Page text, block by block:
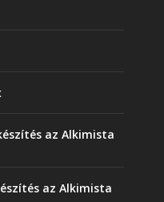
az Alkimista
az Alkimista